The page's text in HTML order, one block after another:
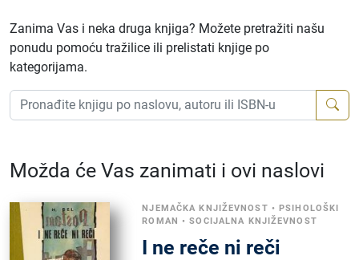
Zanima Vas i neka druga knjiga? Možete pretražiti našu
ponudu pomoću tražilice ili prelistati knjige po
kategorijama.
Možda će Vas zanimati i ovi naslovi
NJEMAČKA KNJIŽEVNOST • PSIHOLOŠKI
ROMAN •SOCIJALNA KNJIŽEVNOST
I ne reče ni reči